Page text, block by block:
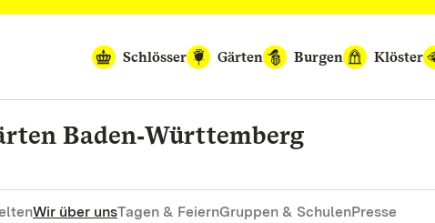
Schlösser
Gärten Burgen Klöster
Baden‑Württemberg
Wir über unsTagen & FeiernGruppen & SchulenPresse